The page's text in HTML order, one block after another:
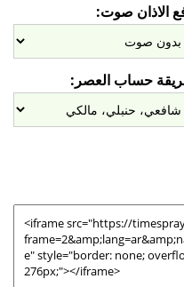
الاذان صوت:
حساب العصر: